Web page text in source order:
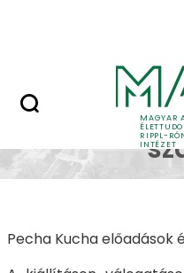
MAGYAR
RIPPL-
INTÉZET
Galéria
Pecha Kucha előadások